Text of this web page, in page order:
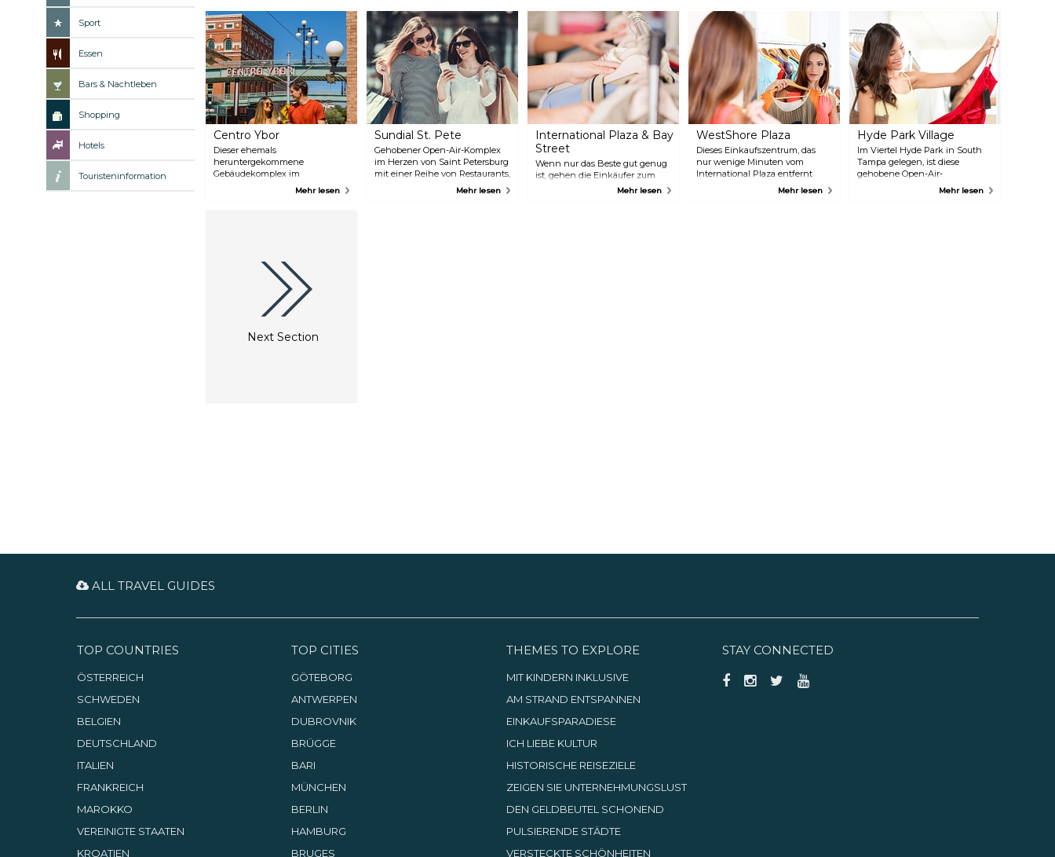
Sport
Essen
Bars & Nachtleben
Shopping
Hotels
Touristeninformation
Centro Ybor
Dieser ehemals
heruntergekommene
Gebäudekomplex im
historischen Viertel von Ybor ist
Spezialitätengeschäfte, Bars, ein
Kino mit 10 Sälen, ein Theater
Mehr lesen
Sundial St. Pete
Gehobener Open-Air-Komplex
im Herzen von Saint Petersburg
mit einer Reihe von Restaurants,
Geschäften, Märkten und einem
Mehr lesen
International Plaza & Bay
Street
Wenn nur das Beste gut genug
ist, gehen die Einkäufer zum
International Plaza. DasMehr lesen
WestShore Plaza
Dieses Einkaufszentrum, das
nur wenige Minuten vom
International Plaza entfernt
liegt, ist bei den Einwohnern
sehr beliebt. Es ist kleiner als die
Mehr lesen
Hyde Park Village
Im Viertel Hyde Park in South
Tampa gelegen, ist diese
gehobene Open-Air-
Mehr lesen
Next Section
ALL TRAVEL GUIDES
TOP COUNTRIES
ÖSTERREICH
SCHWEDEN
BELGIEN
DEUTSCHLAND
ITALIEN
FRANKREICH
MAROKKO
VEREINIGTE STAATEN
KROATIEN
TOP CITIES
GÖTEBORG
ANTWERPEN
DUBROVNIK
BRÜGGE
BARI
MÜNCHEN
BERLIN
HAMBURG
BRUGES
THEMES TO EXPLORE
MIT KINDERN INKLUSIVE
AM STRAND ENTSPANNEN
EINKAUFSPARADIESE
ICH LIEBE KULTUR
HISTORISCHE REISEZIELE
ZEIGEN SIE UNTERNEHMUNGSLUST
DEN GELDBEUTEL SCHONEND
PULSIERENDE STÄDTE
VERSTECKTE SCHÖNHEITEN
STAY CONNECTED